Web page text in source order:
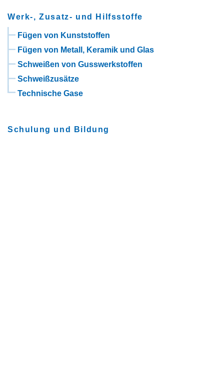
Werk-, Zusatz- und Hilfsstoffe
Fügen von Kunststoffen
Fügen von Metall, Keramik und Glas
Schweißen von Gusswerkstoffen
Schweißzusätze
Technische Gase
Schulung und Bildung